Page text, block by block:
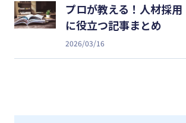
プロが教える！人材採
に役立つ記事まとめ
2026/03/16